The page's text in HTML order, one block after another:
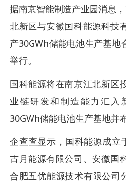
据南京智能制造产业园消息
北新区与安徽国科能源科技
产30GWh储能电池生产基地
举行。
国科能源将在南京江北新区
业链研发和制造能力汇入
30GWh储能电池生产基地并
企查查显示，国科能源成立
古月能源有限公司、安徽国
合肥五优能源技术有限公司